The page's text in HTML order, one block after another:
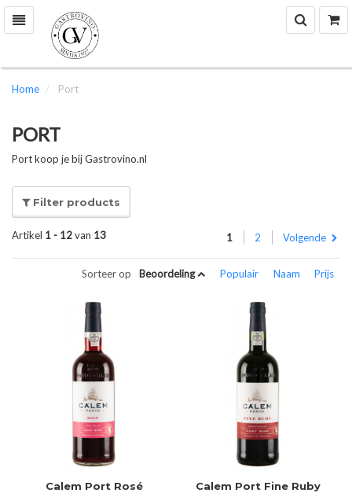
Toggle
navigation
Zoek
Home Port
PORT
Port koop je bij Gastrovino.nl
Filter products
Artikel 1 - 12van 13 1 2 Volgende
Sorteer op Beoordeling Populair Naam Prijs
Calem Port Rosé
Calem Port Fine Ruby